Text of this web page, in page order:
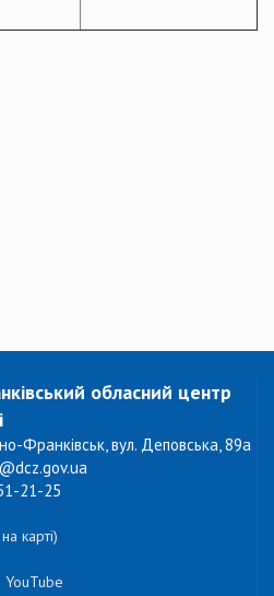
обласний центр
Франківськ, вул. Деповська, 89а
21-25
карті)
YouTube